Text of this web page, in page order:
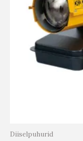
Diiselpuhurid